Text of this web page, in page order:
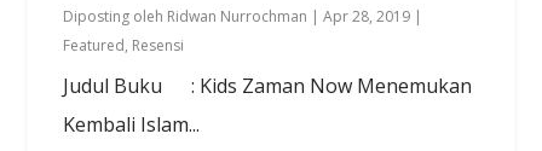
Diposting oleh Ridwan Nurrochman |Apr 28, 2019 |
Featured, Resensi
Judul Buku : Kids Zaman Now Menemukan
Kembali Islam...